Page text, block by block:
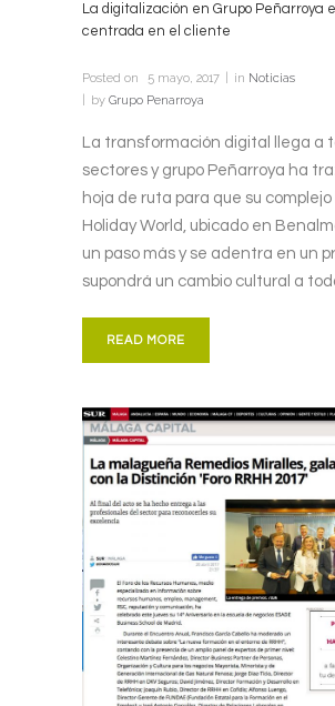
La digitalización en Grupo Peñarroya
centrada en el cliente
Posted on 5 mayo, 2017 in Noticias
by Grupo Penarroya
La transformación digital llega a
sectores y grupo Peñarroya ha
hoja de ruta para que su
Holiday World, ubicado en
un paso más y se adentra en un
supondrá un cambio cultural a
READ MORE